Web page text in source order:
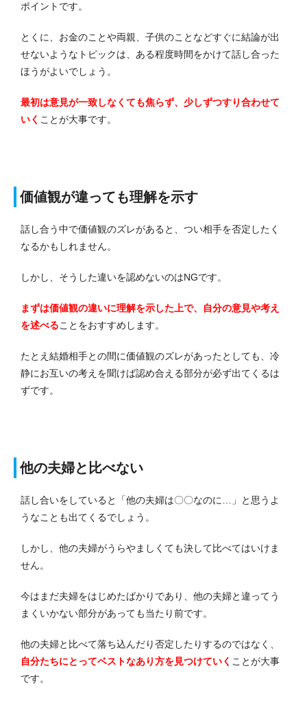
ポイントです。
とくに、お金のことや両親、子供のことなどすぐに結論が出
せないようなトピックは、ある程度時間をかけて話し合った
ほうがよいでしょう。
最初は意見が一致しなくても焦らず、少しずつすり合わせて
いく ことが大事です。
価値観が違っても理解を示す
話し合う中で価値観のズレがあると、つい相手を否定したく
なるかもしれません。
しかし、そうした違いを認めないのはNGです。
まずは価値観の違いに理解を示した上で、自分の意見や考え
を述べることをおすすめします。
たとえ結婚相手との間に価値観のズレがあったとしても、冷
静にお互いの考えを聞けば認め合える部分が必ず出てくるは
ずです。
他の夫婦と比べない
話し合いをしていると「他の夫婦は〇〇なのに…」と思うよ
うなことも出てくるでしょう。
しかし、他の夫婦がうらやましくても決して比べてはいけま
せん。
今はまだ夫婦をはじめたばかりであり、他の夫婦と違ってう
まくいかない部分があっても当たり前です。
他の夫婦と比べて落ち込んだり否定したりするのではなく、
自分たちにとってベストなあり方を見つけていく ことが大事
です。